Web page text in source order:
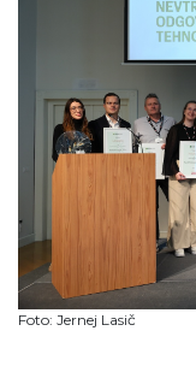
Foto: Jernej Lasič